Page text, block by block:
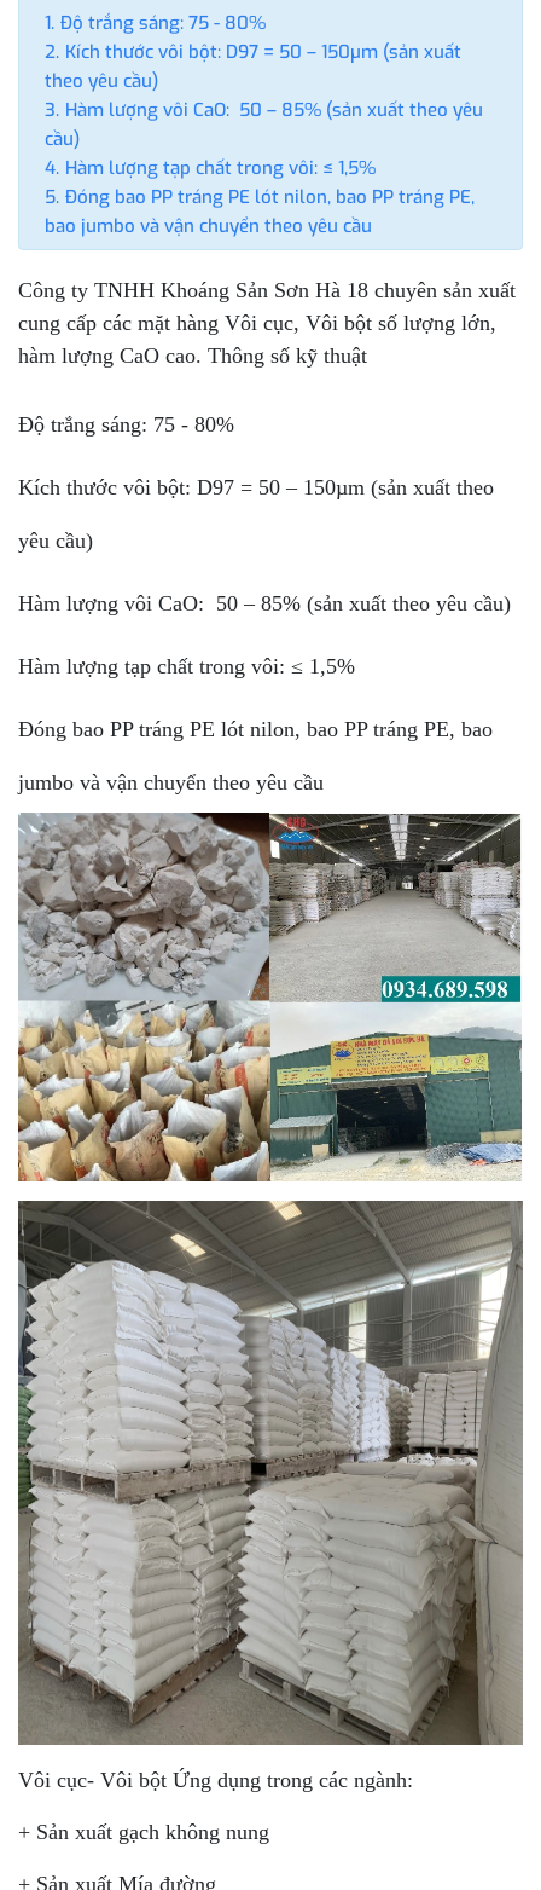
Độ trắng sáng: 75 - 80%
Kích thước vôi bột: D97 = 50 – 150µm (sản xuất
theo yêu cầu)
Hàm lượng vôi CaO: 50 – 85% (sản xuất theo yêu
cầu)
Hàm lượng tạp chất trong vôi: ≤ 1,5%
Đóng bao PP tráng PE lót nilon, bao PP tráng PE,
bao jumbo và vận chuyển theo yêu cầu
Công ty TNHH Khoáng Sản Sơn Hà 18 chuyên sản xuất
cung cấp các mặt hàng Vôi cục, Vôi bột số lượng lớn,
hàm lượng CaO cao. Thông số kỹ thuật
Độ trắng sáng: 75 - 80%
Kích thước vôi bột: D97 = 50 – 150µm (sản xuất theo
yêu cầu)
Hàm lượng vôi CaO: 50 – 85% (sản xuất theo yêu cầu)
Hàm lượng tạp chất trong vôi: ≤ 1,5%
Đóng bao PP tráng PE lót nilon, bao PP tráng PE, bao
jumbo và vận chuyển theo yêu cầu
Vôi cục- Vôi bột Ứng dụng trong các ngành:
+ Sản xuất gạch không nung
+ Sản xuất Mía đường